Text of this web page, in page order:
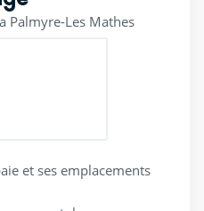
Palmyre-Les Mathes
et ses emplacements